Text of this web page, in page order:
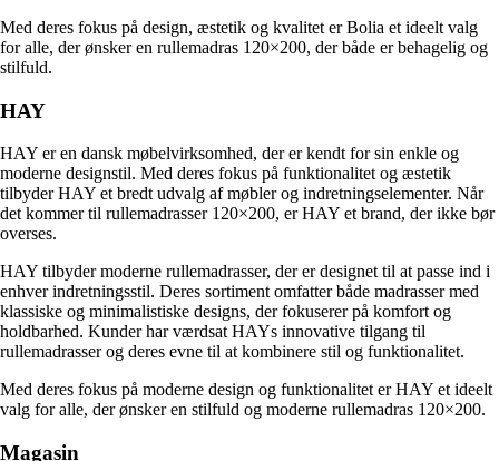
Med deres fokus på design, æstetik og kvalitet er Bolia et ideelt valg
for alle, der ønsker en rullemadras 120×200, der både er behagelig og
stilfuld.
HAY
HAY er en dansk møbelvirksomhed, der er kendt for sin enkle og
moderne designstil. Med deres fokus på funktionalitet og æstetik
tilbyder HAY et bredt udvalg af møbler og indretningselementer. Når
det kommer til rullemadrasser 120×200, er HAY et brand, der ikke bør
overses.
HAY tilbyder moderne rullemadrasser, der er designet til at passe ind i
enhver indretningsstil. Deres sortiment omfatter både madrasser med
klassiske og minimalistiske designs, der fokuserer på komfort og
holdbarhed. Kunder har værdsat HAYs innovative tilgang til
rullemadrasser og deres evne til at kombinere stil og funktionalitet.
Med deres fokus på moderne design og funktionalitet er HAY et ideelt
valg for alle, der ønsker en stilfuld og moderne rullemadras 120×200.
Magasin